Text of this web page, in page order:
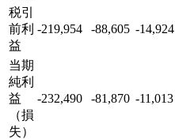
税引
前利
益
-219,954 -88,605 -14,924
当期
純利
益
（損
失）
-232,490 -81,870 -11,013